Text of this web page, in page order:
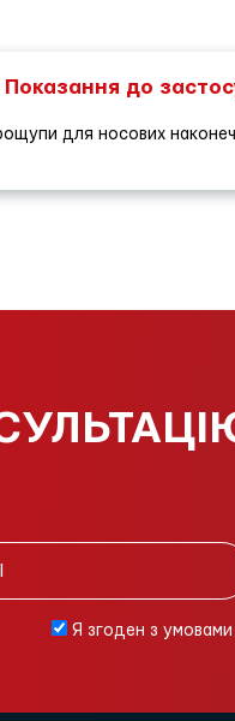
Показання до
для носових
Я згоден з